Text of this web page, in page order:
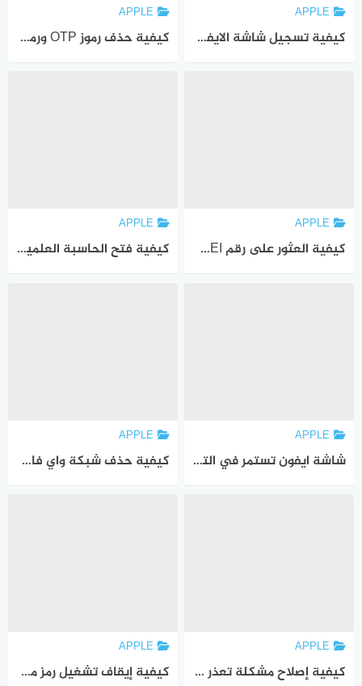
APPLE
كيفية تسجيل شاشة الايفون بالصوت
APPLE
كيفية حذف رموز OTP ورموز التحقق تلقائيًا على ايفون
APPLE
كيفية العثور على رقم IMEI على ايفون
APPLE
كيفية فتح الحاسبة العلمية على الايفون
APPLE
شاشة ايفون تستمر في التعتيم؟ تعرف على 6 طرق لإصلاحها
APPLE
كيفية حذف شبكة واي فاي على ايفون
APPLE
كيفية إصلاح مشكلة تعذر الاتصال بشبكة VPN على ايفون (8 طرق)
APPLE
كيفية إيقاف تشغيل رمز مرور ايفون